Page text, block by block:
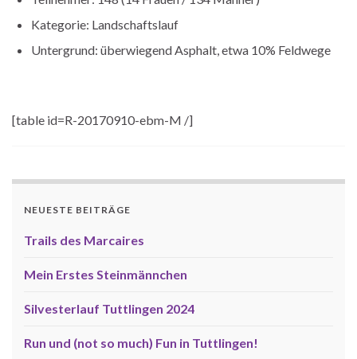
Kategorie: Landschaftslauf
Untergrund: überwiegend Asphalt, etwa 10% Feldwege
[table id=R-20170910-ebm-M /]
NEUESTE BEITRÄGE
Trails des Marcaires
Mein Erstes Steinmännchen
Silvesterlauf Tuttlingen 2024
Run und (not so much) Fun in Tuttlingen!